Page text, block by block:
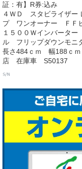
証：有】R券:込み
４ＷＤ スタビライザー
プ ワンオーナー ＦＦ
１５００Ｗインバータ
ル フリップダウンモニ
長さ484ｃｍ 幅188ｃ
店 在庫車 S50137